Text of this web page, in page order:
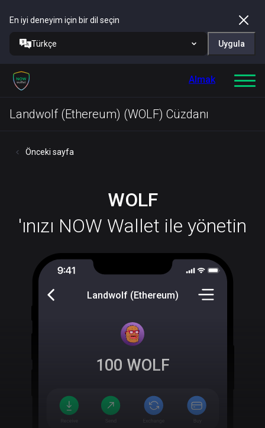
En iyi deneyim için bir dil seçin
Türkçe Uygula
Almak
Landwolf (Ethereum) (WOLF) Cüzdanı
Önceki sayfa
WOLF
'ınızı NOW Wallet ile yönetin
Landwolf (Ethereum)
100 WOLF